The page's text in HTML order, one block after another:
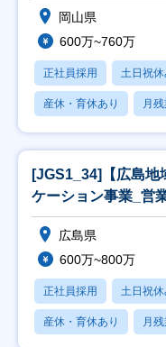
岡山県
600万~760万
正社員採用 土日祝
産休・育休あり 月
[JGS1_34]【広島地
ケーション事業_営
広島県
600万~800万
正社員採用 土日祝
産休・育休あり 月